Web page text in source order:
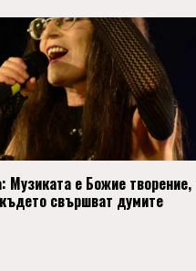
Музиката е Божие творение,
свършват думите